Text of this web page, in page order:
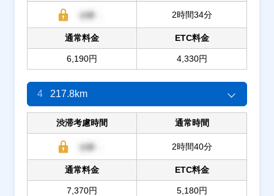
2時間34分
通常料金
6,190円
ETC料金
4,330円
4 217.8km
渋滞考慮時間 通常時間
2時間40分
通常料金
7,370円
ETC料金
5,180円